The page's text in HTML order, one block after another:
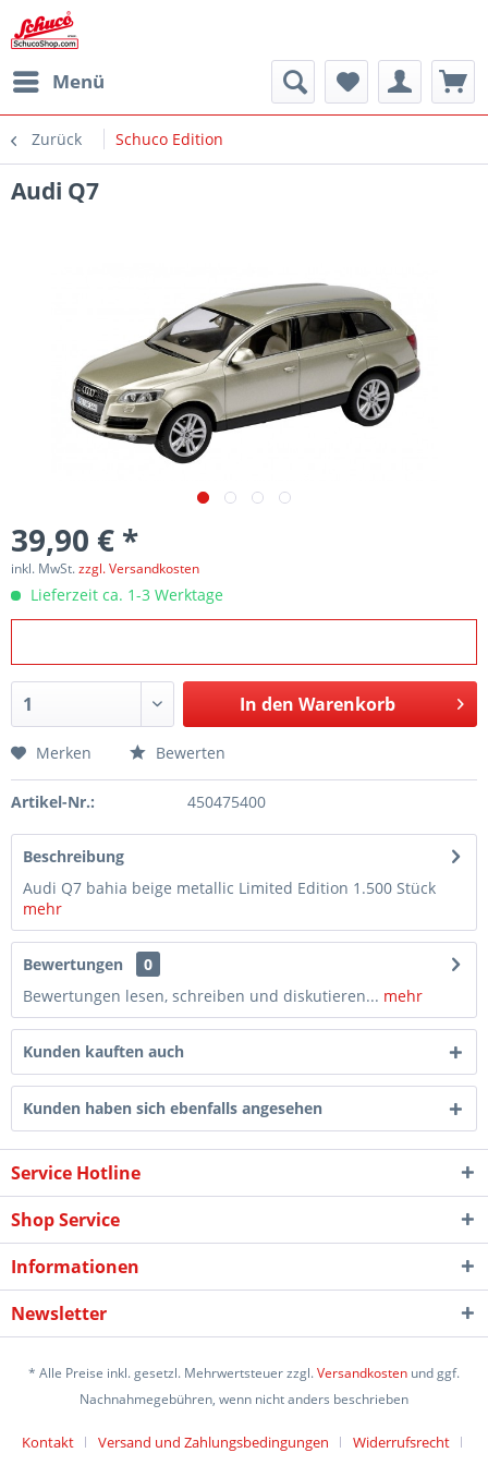
Menü
Zurück Schuco Edition
Audi Q7
39,90 € *
inkl. MwSt.zzgl. Versandkosten
Lieferzeit ca. 1-3 Werktage
In den Warenkorb
Merken Bewerten
Artikel-Nr.: 450475400
Beschreibung
Audi Q7 bahia beige metallic Limited Edition 1.500 Stück
mehr
Bewertungen
0
Bewertungen lesen, schreiben und diskutieren... mehr
Kunden kauften auch
Kunden haben sich ebenfalls angesehen
Service Hotline
Shop Service
Informationen
Newsletter
* Alle Preise inkl. gesetzl. Mehrwertsteuer zzgl.Versandkosten und ggf.
Nachnahmegebühren, wenn nicht anders beschrieben
Kontakt Versand und Zahlungsbedingungen Widerrufsrecht